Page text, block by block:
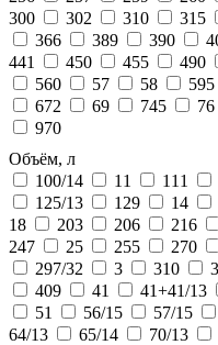
300
302 310 315
366
389 390
441
450 455 490
560
57 58 595
672
69 745 76
970
Объём, л
100/14
11 111
125/13
129 14
18
203 206 216
247
25 255 270
297/32
3 310
409
41 41+41/13
51
56/15 57/15
64/13
65/14 70/13